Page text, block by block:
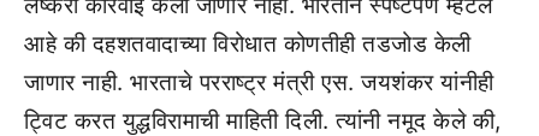
आहे की दहशतवादाच्या विरोधात कोणतीही तडजोड केली
जाणार नाही. भारताचे परराष्ट्र मंत्री एस. जयशंकर यांनीही
ट्विट करत युद्धविरामाची माहिती दिली. त्यांनी नमूद केले की,